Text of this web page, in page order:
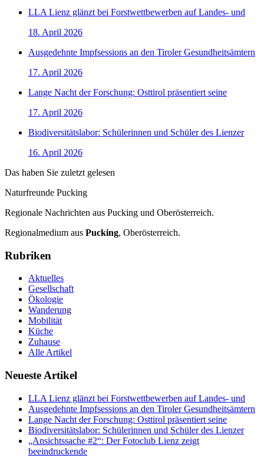
LLA Lienz glänzt bei Forstwettbewerben auf Landes- und
18. April 2026
Ausgedehnte Impfsessions an den Tiroler Gesundheitsämtern
17. April 2026
Lange Nacht der Forschung: Osttirol präsentiert seine
17. April 2026
Biodiversitätslabor: Schülerinnen und Schüler des Lienzer
16. April 2026
Das haben Sie zuletzt gelesen
Naturfreunde Pucking
Regionale Nachrichten aus Pucking und Oberösterreich.
Regionalmedium aus Pucking, Oberösterreich.
Rubriken
Aktuelles
Gesellschaft
Ökologie
Wanderung
Mobilität
Küche
Zuhause
Alle Artikel
Neueste Artikel
LLA Lienz glänzt bei Forstwettbewerben auf Landes- und
Ausgedehnte Impfsessions an den Tiroler Gesundheitsämtern
Lange Nacht der Forschung: Osttirol präsentiert seine
Biodiversitätslabor: Schülerinnen und Schüler des Lienzer
„Ansichtssache #2“: Der Fotoclub Lienz zeigt
beeindruckende